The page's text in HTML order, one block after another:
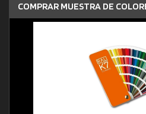
COMPRAR MUESTRA DE